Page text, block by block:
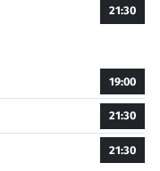
21:30
19:00
21:30
21:30